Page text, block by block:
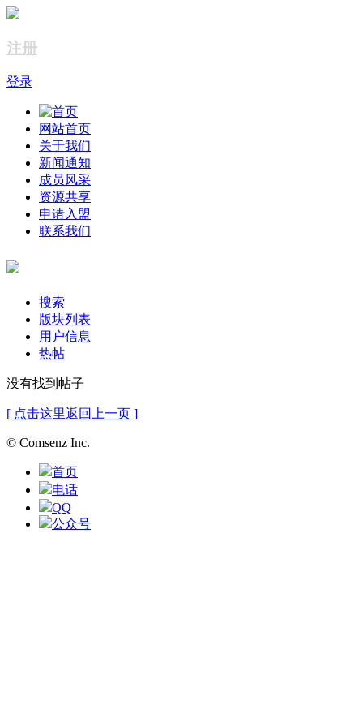
注册
登录
网站首页
关于我们
新闻通知
成员风采
资源共享
申请入盟
联系我们
搜索
版块列表
用户信息
热帖
没有找到帖子
[ 点击这里返回上一页 ]
© Comsenz Inc.
首页
电话
QQ
公众号